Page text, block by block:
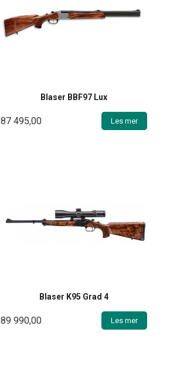
Blaser BBF97 Lux
87 495,00 Les mer
Blaser K95 Grad 4
89 990,00 Les mer